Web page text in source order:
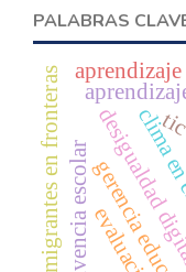
PALABRAS
gerencia
migrantes en fronteras tic
convivencia escolar